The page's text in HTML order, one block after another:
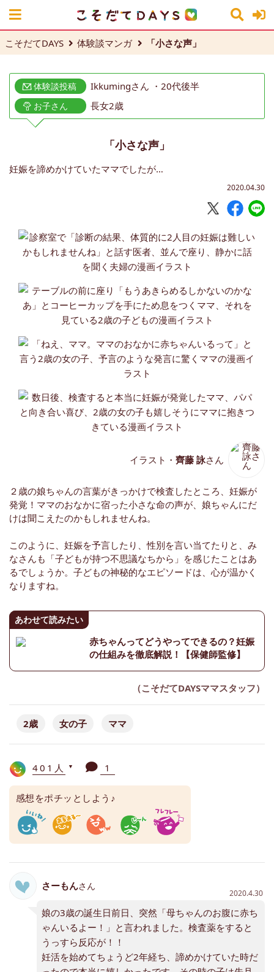
こそだてDAYS 体験談マンガ 「小さな声」
体験談投稿 Ikkumingさん ・20代後半
お子さん 長女2歳
「小さな声」
妊娠を諦めかけていたママでしたが…
2020.04.30
イラスト・ 齊藤 詠さん
２歳の娘ちゃんの言葉がきっかけで検査したところ、妊娠が
発覚！ママのおなかに宿った小さな命の声が、娘ちゃんにだ
けは聞こえたのかもしれませんね。
このように、妊娠を予言したり、性別を言い当てたりと、み
なさんも「子どもが持つ不思議なちから」を感じたことはあ
るでしょうか。子どもの神秘的なエピソードは、心が温かく
なりますね。
あわせて読みたい
赤ちゃんってどうやってできるの？妊娠
の仕組みを徹底解説！【保健師監修】
（こそだてDAYSママスタッフ）
2歳 女の子 ママ
401人 ▼ 1
感想をポチッとしよう♪
さーもんさん
2020.4.30
娘の3歳の誕生日前日、突然「母ちゃんのお腹に赤ち
ゃんいるよー！」と言われました。検査薬をすると
うっすら反応が！！
妊活を始めてちょうど2年経ち、諦めかけていた時だ